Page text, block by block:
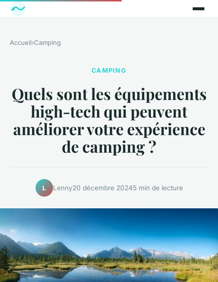
Accueil›Camping
CAMPING
Quels sont les équipements
high-tech qui peuvent
améliorer votre expérience
de camping ?
L Lenny20 décembre 20245 min de lecture